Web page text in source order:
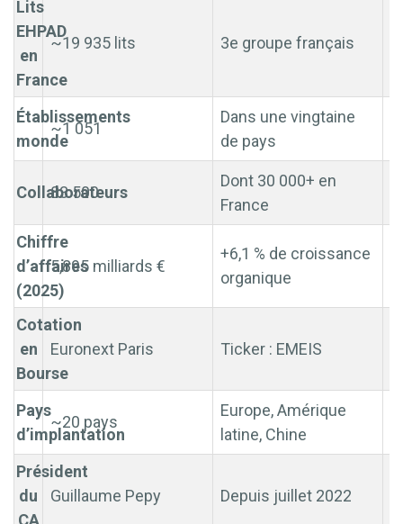
Lits
EHPAD
en
France
~19 935 lits 3e groupe français
Établissements
monde
~1 051
Dans une vingtaine
de pays
Collaborateurs
83 500
Dont 30 000+ en
France
Chiffre
d’affaires
(2025)
5,895 milliards €
+6,1 % de croissance
organique
Cotation
en
Bourse
Euronext Paris Ticker : EMEIS
Pays
d’implantation
~20 pays
Europe, Amérique
latine, Chine
Président
du
CA
Guillaume Pepy Depuis juillet 2022